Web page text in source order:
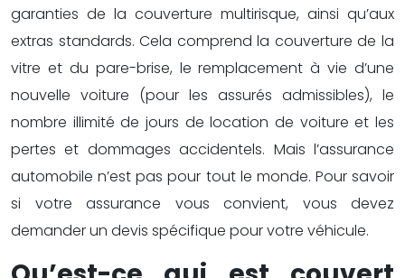
garanties de la couverture multirisque, ainsi qu’aux
extras standards. Cela comprend la couverture de la
vitre et du pare-brise, le remplacement à vie d’une
nouvelle voiture (pour les assurés admissibles), le
nombre illimité de jours de location de voiture et les
pertes et dommages accidentels. Mais l’assurance
automobile n’est pas pour tout le monde. Pour savoir
si votre assurance vous convient, vous devez
demander un devis spécifique pour votre véhicule.